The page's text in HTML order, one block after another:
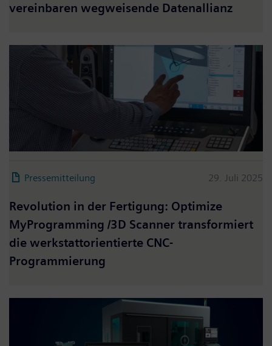
vereinbaren wegweisende Datenallianz
Pressemitteilung 29. Juli 2025
Revolution in der Fertigung: Optimize
MyProgramming /3D Scanner transformiert
die werkstattorientierte CNC-
Programmierung